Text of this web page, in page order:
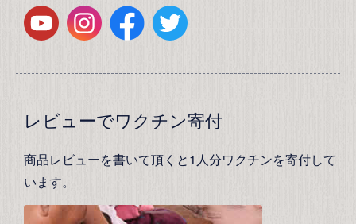
レビューでワクチン寄付
商品レビューを書いて頂くと1人分ワクチンを寄付して
います。